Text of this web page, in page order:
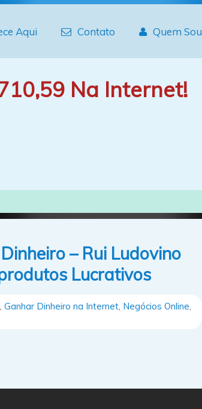
Aqui Contato Quem Sou
Na Internet!
– Rui Ludovino
Lucrativos
Ganhar Dinheiro na Internet Negócios Online